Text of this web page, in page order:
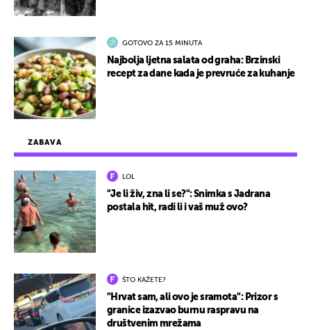
ZABAVA
LOL
"Je li živ, zna li se?": Snimka s Jadrana
postala hit, radi li i vaš muž ovo?
ŠTO KAŽETE?
"Hrvat sam, ali ovo je sramota": Prizor s
granice izazvao burnu raspravu na
društvenim mrežama
GOTOVO ZA 15 MINUTA
Najbolja ljetna salata od graha: Brzinski
recept za dane kada je prevruće za kuhanje